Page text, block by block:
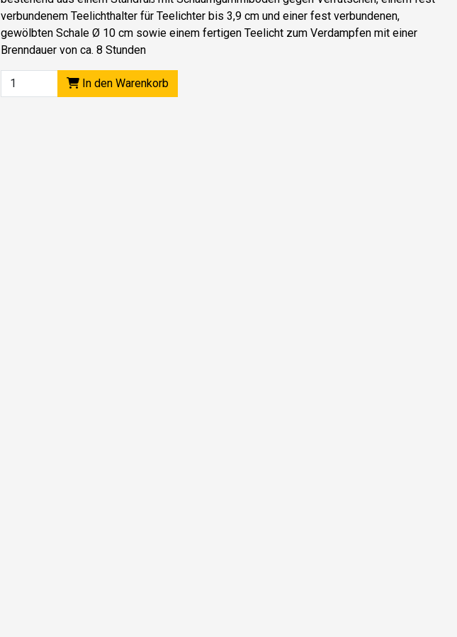
verbundenem Teelichthalter für Teelichter bis 3,9 cm und einer fest verbundenen,
gewölbten Schale Ø 10 cm sowie einem fertigen Teelicht zum Verdampfen mit einer
Brenndauer von ca. 8 Stunden
In den Warenkorb